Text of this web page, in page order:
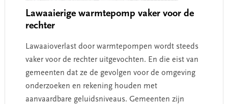
Lawaaierige warmtepomp vaker voor de
rechter
Lawaaioverlast door warmtepompen wordt steeds
vaker voor de rechter uitgevochten. En die eist van
gemeenten dat ze de gevolgen voor de omgeving
onderzoeken en rekening houden met
aanvaardbare geluidsniveaus. Gemeenten zijn